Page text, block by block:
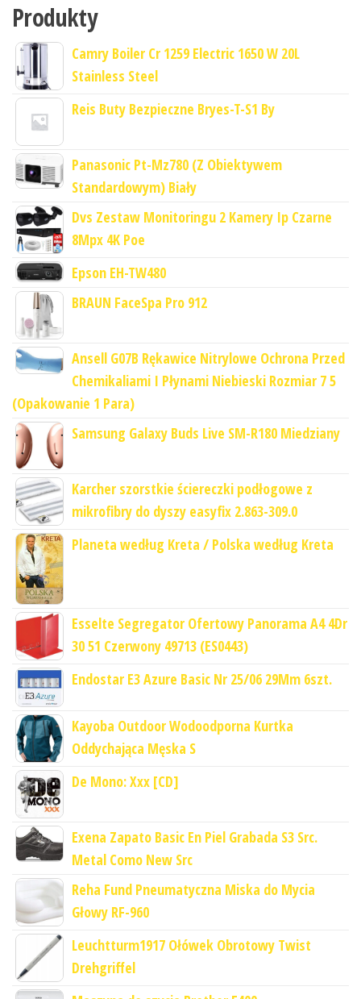
Produkty
Camry Boiler Cr 1259 Electric 1650 W 20L
Stainless Steel
Reis Buty Bezpieczne Bryes-T-S1 By
Panasonic Pt-Mz780 (Z Obiektywem
Standardowym) Biały
Dvs Zestaw Monitoringu 2 Kamery Ip Czarne
8Mpx 4K Poe
Epson EH-TW480
BRAUN FaceSpa Pro 912
Ansell G07B Rękawice Nitrylowe Ochrona Przed
Chemikaliami I Płynami Niebieski Rozmiar 7 5
(Opakowanie 1 Para)
Samsung Galaxy Buds Live SM-R180 Miedziany
Karcher szorstkie ściereczki podłogowe z
mikrofibry do dyszy easyfix 2.863-309.0
Planeta według Kreta / Polska według Kreta
Esselte Segregator Ofertowy Panorama A4 4Dr
30 51 Czerwony 49713 (ES0443)
Endostar E3 Azure Basic Nr 25/06 29Mm 6szt.
Kayoba Outdoor Wodoodporna Kurtka
Oddychająca Męska S
De Mono: Xxx [CD]
Exena Zapato Basic En Piel Grabada S3 Src.
Metal Como New Src
Reha Fund Pneumatyczna Miska do Mycia
Głowy RF-960
Leuchtturm1917 Ołówek Obrotowy Twist
Drehgriffel